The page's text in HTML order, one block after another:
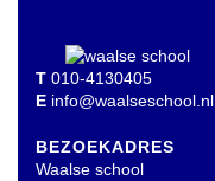
T 010-4130405
E info@waalseschool.nl
BEZOEKADRES
Waalse school